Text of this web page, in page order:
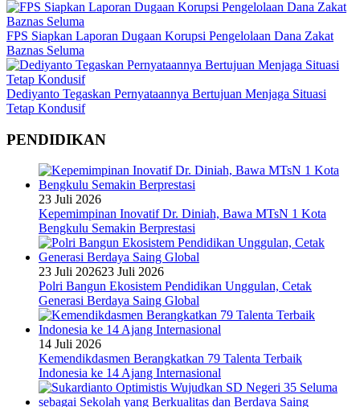
FPS Siapkan Laporan Dugaan Korupsi Pengelolaan Dana Zakat
Baznas Seluma
Dediyanto Tegaskan Pernyataannya Bertujuan Menjaga Situasi
Tetap Kondusif
PENDIDIKAN
23 Juli 2026
Kepemimpinan Inovatif Dr. Diniah, Bawa MTsN 1 Kota
Bengkulu Semakin Berprestasi
23 Juli 202623 Juli 2026
Polri Bangun Ekosistem Pendidikan Unggulan, Cetak
Generasi Berdaya Saing Global
14 Juli 2026
Kemendikdasmen Berangkatkan 79 Talenta Terbaik
Indonesia ke 14 Ajang Internasional